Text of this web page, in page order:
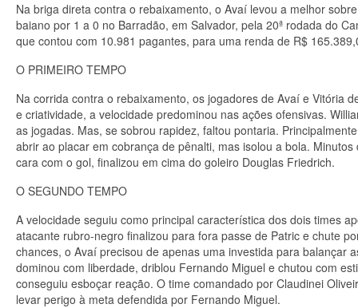
Na briga direta contra o rebaixamento, o Avaí levou a melhor
baiano por 1 a 0 no Barradão, em Salvador, pela 20ª rodada do
que contou com 10.981 pagantes, para uma renda de R$
O PRIMEIRO TEMPO
Na corrida contra o rebaixamento, os jogadores de Avaí e Vitória
e criatividade, a velocidade predominou nas ações ofensivas.
as jogadas. Mas, se sobrou rapidez, faltou pontaria.
abrir ao placar em cobrança de pênalti, mas isolou a bola.
cara com o gol, finalizou em cima do goleiro Douglas Friedrich.
O SEGUNDO TEMPO
A velocidade seguiu como principal característica dos dois times
atacante rubro-negro finalizou para fora passe de Patric e chute
chances, o Avaí precisou de apenas uma investida para balançar
dominou com liberdade, driblou Fernando Miguel e chutou com
conseguiu esboçar reação. O time comandado por Claudinei
levar perigo à meta defendida por Fernando Miguel.